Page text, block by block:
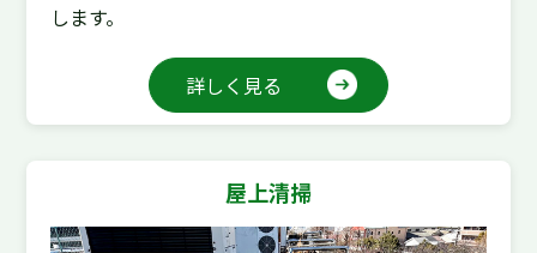
します。
詳しく見る
屋上清掃